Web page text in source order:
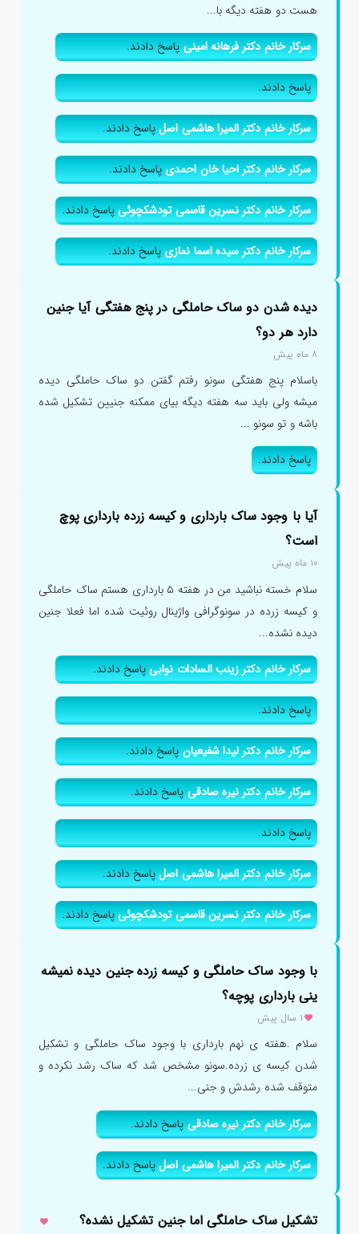
هست دو هفته دیگه با...
سرکار خانم دکتر فرهانه امینیپاسخ دادند.
پاسخ دادند.
سرکار خانم دکتر المیرا هاشمی اصلپاسخ دادند.
سرکار خانم دکتر احیا خان احمدیپاسخ دادند.
سرکار خانم دکتر نسرین قاسمی تودشکچوئیپاسخ دادند.
سرکار خانم دکتر سیده اسما نمازیپاسخ دادند.
دیده شدن دو ساک حاملگی در پنج هفتگی آیا جنین
دارد هر دو؟
۸ ماه پیش
باسلام پنج هفتگی سونو رفتم گفتن دو ساک حاملگی دیده
میشه ولی باید سه هفته دیگه بیای ممکنه جنیین تشکیل شده
باشه و تو سونو ...
پاسخ دادند.
آیا با وجود ساک بارداری و کیسه زرده بارداری پوچ
است؟
۱۰ ماه پیش
سلام خسته نباشید من در هفته ۵ بارداری هستم ساک حاملگی
و کیسه زرده در سونوگرافی واژینال روئیت شده اما فعلا جنین
دیده نشده...
سرکار خانم دکتر زینب السادات نوابیپاسخ دادند.
پاسخ دادند.
سرکار خانم دکتر لیدا شفیعیانپاسخ دادند.
سرکار خانم دکتر نیره صادقیپاسخ دادند.
پاسخ دادند.
سرکار خانم دکتر المیرا هاشمی اصلپاسخ دادند.
سرکار خانم دکتر نسرین قاسمی تودشکچوئیپاسخ دادند.
با وجود ساک حاملگی و کیسه زرده جنین دیده نمیشه
ینی بارداری پوچه؟
۱ سال پیش
سلام .هفته ی نهم بارداری با وجود ساک حاملگی و تشکیل
شدن کیسه ی زرده.سونو مشخص شد که ساک رشد نکرده و
متوقف شده رشدش و جنی...
سرکار خانم دکتر نیره صادقیپاسخ دادند.
سرکار خانم دکتر المیرا هاشمی اصلپاسخ دادند.
تشکیل ساک حاملگی اما جنین تشکیل نشده؟